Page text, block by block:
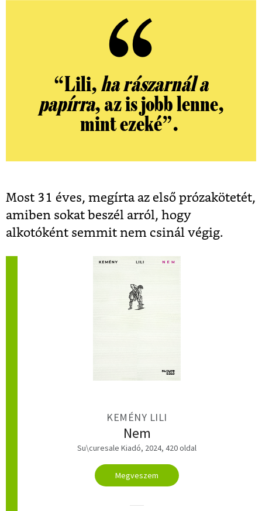
“Lili,ha rászarnál a
papírra, az is jobb lenne,
mint ezeké”.
Most 31 éves, megírta az első prózakötetét,
amiben sokat beszél arról, hogy
alkotóként semmit nem csinál végig.
KEMÉNY LILI
Nem
Su\curesale Kiadó, 2024, 420 oldal
Megveszem